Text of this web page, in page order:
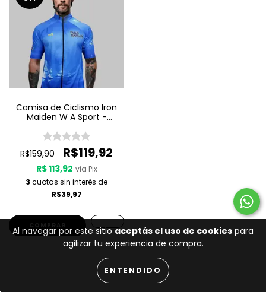
Al navegar por este sitioaceptás el uso de cookies para
agilizar tu experiencia de compra.
ENTENDIDO
Camisa de Ciclismo Iron
Maiden W A Sport -
Son
R$159,90
R$119,92
R$ 113,92 via Pix
3 cuotas sin interés de
R$39,97
COMPRAR